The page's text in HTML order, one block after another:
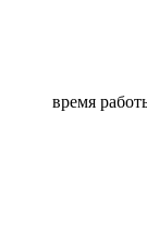
время